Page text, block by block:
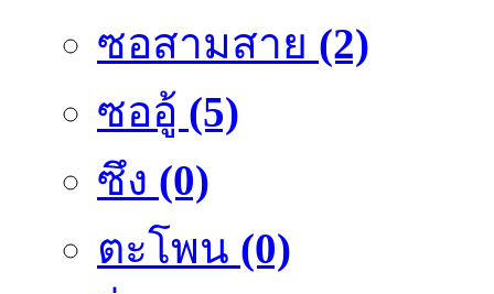
ซอสามสาย (2)
ซออู้ (5)
ซึง (0)
ตะโพน (0)